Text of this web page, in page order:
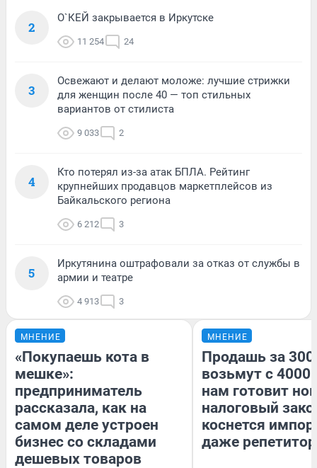
2
О`КЕЙ закрывается в Иркутске
11 254 24
3
Освежают и делают моложе: лучшие стрижки
для женщин после 40 — топ стильных
вариантов от стилиста
9 033 2
4
Кто потерял из-за атак БПЛА. Рейтинг
крупнейших продавцов маркетплейсов из
Байкальского региона
6 212 3
5
Иркутянина оштрафовали за отказ от службы в
армии и театре
4 913 3
МНЕНИЕ
«Покупаешь кота в
мешке»:
предприниматель
рассказала, как на
самом деле устроен
бизнес со складами
дешевых товаров
МНЕНИЕ
Продашь за
возьмут с
нам готовит
налоговый
коснется
даже